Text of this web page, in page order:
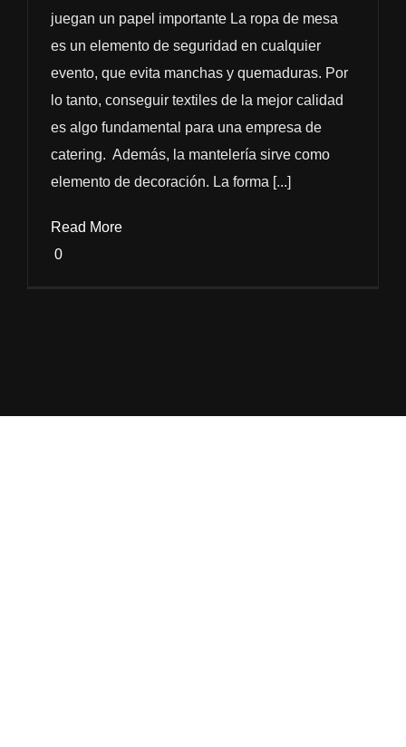
juegan un papel importante La ropa de mesa
es un elemento de seguridad en cualquier
evento, que evita manchas y quemaduras. Por
lo tanto, conseguir textiles de la mejor calidad
es algo fundamental para una empresa de
catering. Además, la mantelería sirve como
elemento de decoración. La forma [...]
Read More
0